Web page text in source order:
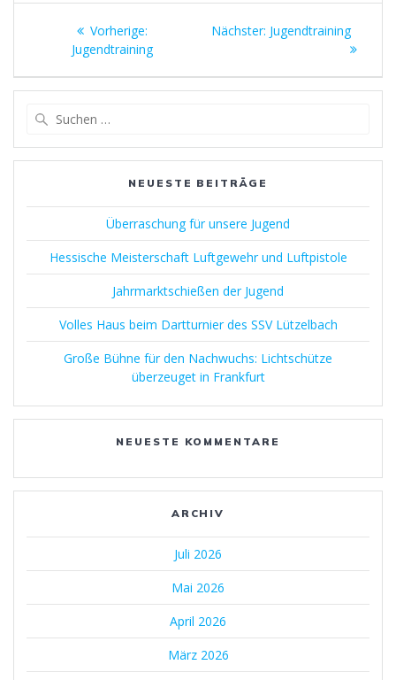
Beitragsnavigation
Vorherige:Vorheriger
Beitrag:
Jugendtraining
Nächster: Nächster
Jugendtraining
NEUESTE BEITRÄGE
Überraschung für unsere Jugend
Hessische Meisterschaft Luftgewehr und Luftpistole
Jahrmarktschießen der Jugend
Volles Haus beim Dartturnier des SSV Lützelbach
Große Bühne für den Nachwuchs: Lichtschütze
überzeuget in Frankfurt
NEUESTE KOMMENTARE
ARCHIV
Juli 2026
Mai 2026
April 2026
März 2026